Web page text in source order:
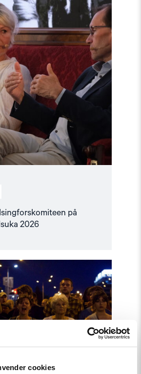
cookies
på
2026
på
Arendalsuka
2026"
"Utviklingspolitikken
må
ta
menneskerettigheter
på